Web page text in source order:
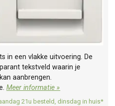
in een vlakke uitvoering. De
tekstveld waarin je
aanbrengen.
Meer informatie »
21u besteld, dinsdag in huis*